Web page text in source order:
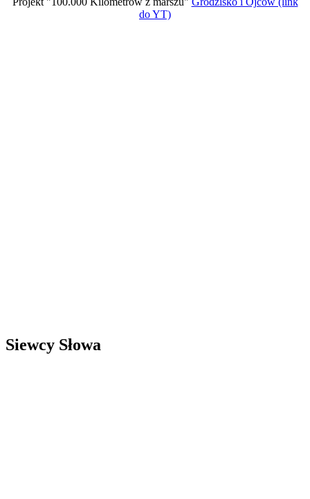
do YT)
Siewcy Słowa